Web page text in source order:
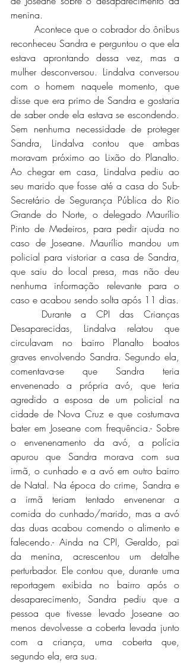
menina.
reconheceu Sandra e perguntou o que ela
estava aprontando dessa vez, mas a
mulher desconversou. Lindalva conversou
com o homem naquele momento, que
disse que era primo de Sandra e gostaria
de saber onde ela estava se escondendo.
Sem nenhuma necessidade de proteger
Sandra, Lindalva contou que ambas
moravam próximo ao Lixão do Planalto.
Ao chegar em casa, Lindalva pediu ao
seu marido que fosse até a casa do Sub-
Secretário de Segurança Pública do Rio
Grande do Norte, o delegado Maurílio
Pinto de Medeiros, para pedir ajuda no
caso de Joseane. Maurílio mandou um
policial para vistoriar a casa de Sandra,
que saiu do local presa, mas não deu
nenhuma informação relevante para o
Desaparecidas, Lindalva relatou que
circulavam no bairro Planalto boatos
graves envolvendo Sandra. Segundo ela,
comentava-se que Sandra teria
envenenado a própria avó, que teria
agredido a esposa de um policial na
cidade de Nova Cruz e que costumava
bater em Joseane com frequência.- Sobre
o envenenamento da avó, a polícia
apurou que Sandra morava com sua
irmã, o cunhado e a avó em outro bairro
de Natal. Na época do crime, Sandra e
a irmã teriam tentado envenenar a
comida do cunhado/marido, mas a avó
das duas acabou comendo o alimento e
falecendo.- Ainda na CPI, Geraldo, pai
da menina, acrescentou um detalhe
perturbador. Ele contou que, durante uma
reportagem exibida no bairro após o
desaparecimento, Sandra pediu que a
pessoa que tivesse levado Joseane ao
menos devolvesse a coberta levada junto
com a criança, uma coberta que,
segundo ela, era sua.